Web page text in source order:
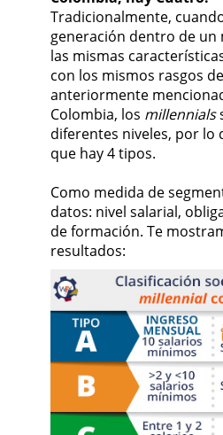
Tradicionalmente,
generación dentro de
las mismas
con los mismos rasgos
anteriormente
Colombia, los millennials
diferentes niveles, por
que hay 4 tipos.
Como medida de
datos: nivel salarial,
de formación. Te
resultados: